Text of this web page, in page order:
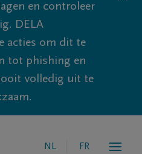
en controleer
DELA
acties om dit te
tot phishing en
volledig uit te
NL FR